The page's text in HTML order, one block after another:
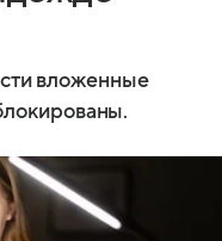
вложенные